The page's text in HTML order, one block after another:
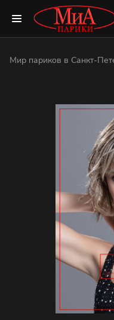
Мир париков в Санкт-